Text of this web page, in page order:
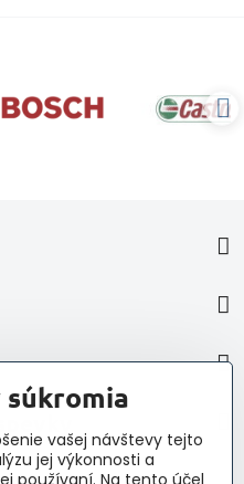
vašej návštevy tejto
jej výkonnosti a
používaní. Na tento účel